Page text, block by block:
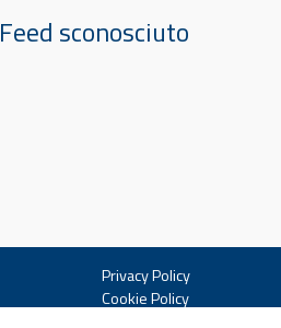
Feed sconosciuto
Privacy Policy
Cookie Policy